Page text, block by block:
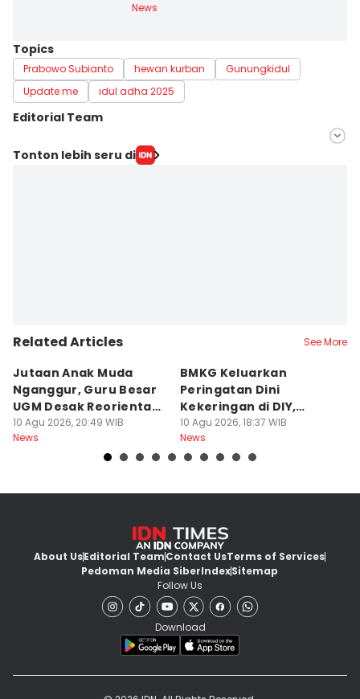
News
Topics
Prabowo Subianto hewan kurban
Gunungkidul
Update me
idul adha 2025
Editorial Team
Editor
Tonton lebih seru di
Related Articles See More
Jutaan Anak Muda
Nganggur, Guru Besar
UGM Desak Reorientasi
Pendidikan
10 Agu 2026, 20:49 WIB
News
BMKG Keluarkan
Peringatan Dini
Kekeringan di DIY,
Kategori Awas
10 Agu 2026, 18:37 WIB
News
About UsEditorial TeamContact UsTerms of Services
Pedoman Media SiberIndexSitemap
Follow Us
Download